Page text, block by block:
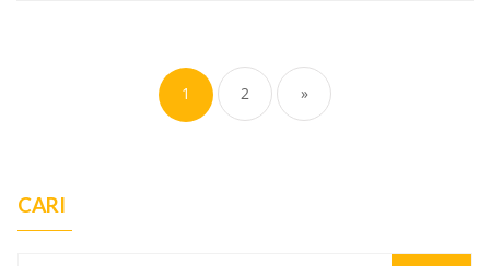
pagination
1 2 »
CARI